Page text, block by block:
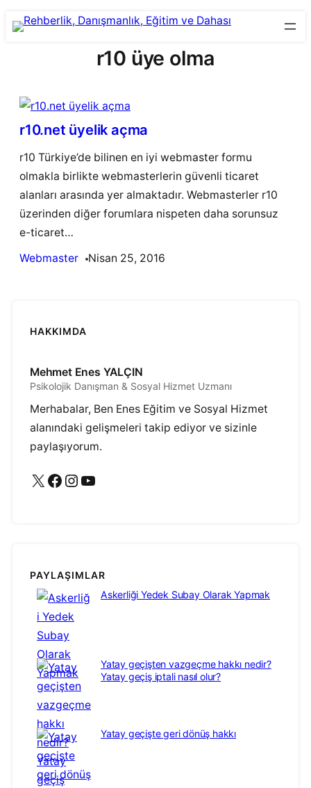
Skip
r10 üye olma
r10.net üyelik açma
r10 Türkiye’de bilinen en iyi webmaster formu
olmakla birlikte webmasterlerin güvenli ticaret
alanları arasında yer almaktadır. Webmasterler r10
üzerinden diğer forumlara nispeten daha sorunsuz
e-ticaret…
Webmaster
Nisan 25, 2016
HAKKIMDA
Mehmet Enes YALÇIN
Psikolojik Danışman & Sosyal Hizmet Uzmanı
Merhabalar, Ben Enes Eğitim ve Sosyal Hizmet
alanındaki gelişmeleri takip ediyor ve sizinle
paylaşıyorum.
X Facebook Instagram YouTube
PAYLAŞIMLAR
Askerliği Yedek Subay Olarak Yapmak
Yatay geçişten vazgeçme hakkı nedir?
Yatay geçiş iptali nasıl olur?
Yatay geçişte geri dönüş hakkı